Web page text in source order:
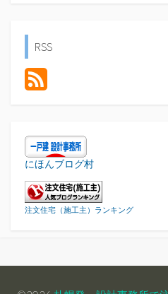
RSS
にほんブログ村
注文住宅（施工主）ランキング